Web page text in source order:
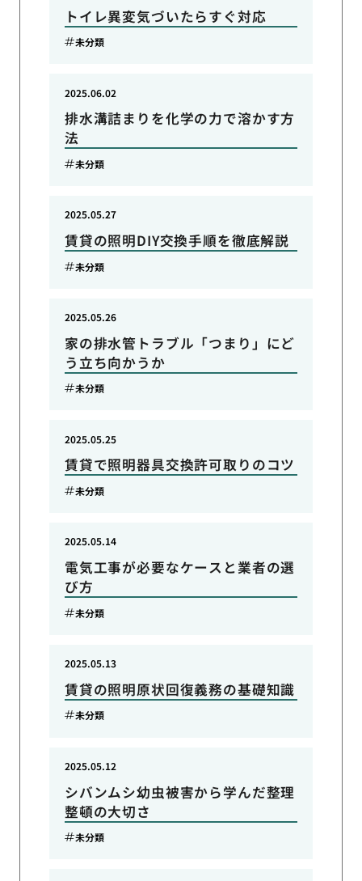
トイレ異変気づいたらすぐ対応
未分類
排水溝詰まりを化学の力で溶かす方
法
2025.06.02
未分類
賃貸の照明DIY交換手順を徹底解説
2025.05.27
未分類
家の排水管トラブル「つまり」にど
う立ち向かうか
2025.05.26
未分類
賃貸で照明器具交換許可取りのコツ
2025.05.25
未分類
電気工事が必要なケースと業者の選
び方
2025.05.14
未分類
賃貸の照明原状回復義務の基礎知識
2025.05.13
未分類
シバンムシ幼虫被害から学んだ整理
整頓の大切さ
2025.05.12
未分類